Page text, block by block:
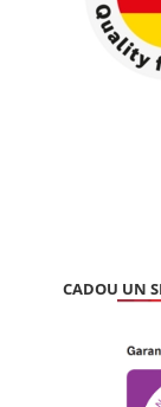
Plite cu hota
CADOU UN